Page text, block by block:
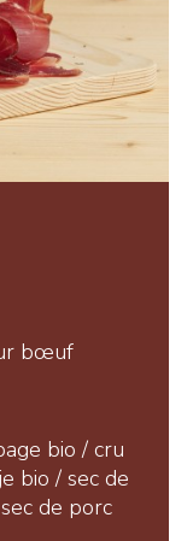
bœuf
bio / cru
bio / sec de
de porc